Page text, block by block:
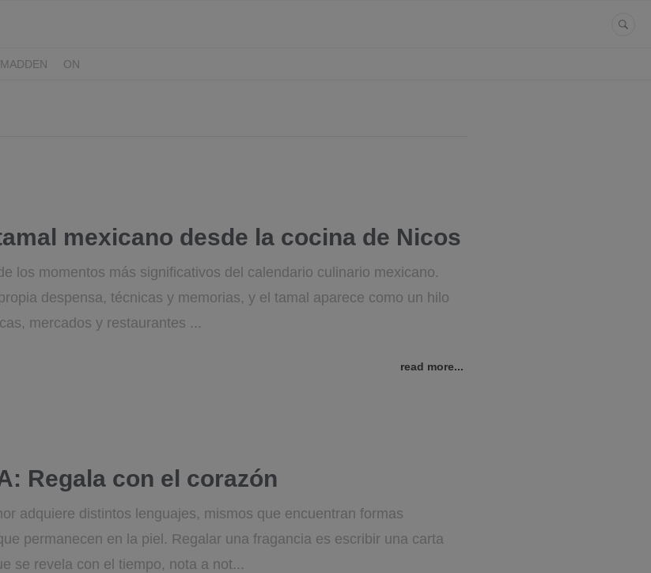
ON
mexicano desde la cocina de Nicos
los momentos más significativos del calendario culinario mexicano.
despensa, técnicas y memorias, y el tamal aparece como un hilo
mercados y restaurantes ...
read more...
Regala con el corazón
adquiere distintos lenguajes, mismos que encuentran formas
permanecen en la piel. Regalar una fragancia es escribir una carta
se revela con el tiempo, nota a not...